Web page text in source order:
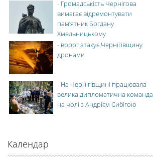
- Громадськість Чернігова
вимагає відремонтувати
пам’ятник Богдану
Хмельницькому
- ворог атакує Чернігівщину
дронами
- На Чернігівщині працювала
велика дипломатична команда
на чолі з Андрієм Сибігою
Календар